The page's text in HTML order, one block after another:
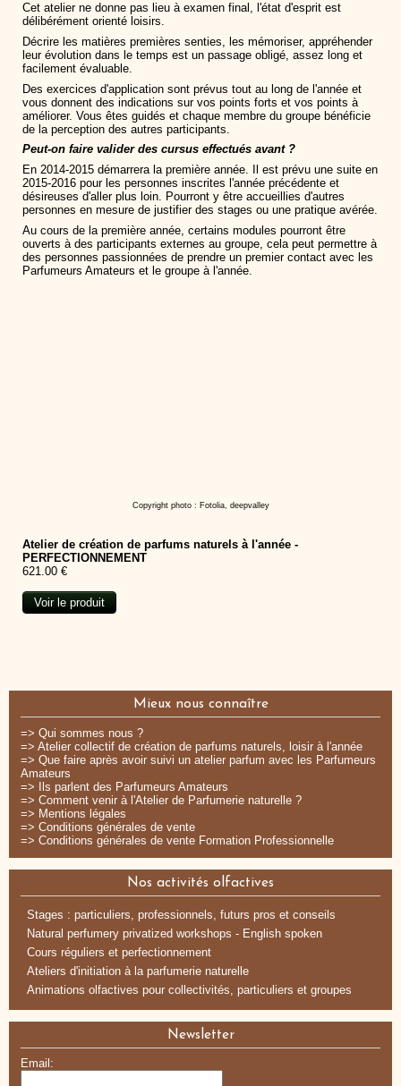
Cet atelier ne donne pas lieu à examen final, l'état d'esprit est
délibérément orienté loisirs.
Décrire les matières premières senties, les mémoriser, appréhender
leur évolution dans le temps est un passage obligé, assez long et
facilement évaluable.
Des exercices d'application sont prévus tout au long de l'année et
vous donnent des indications sur vos points forts et vos points à
améliorer. Vous êtes guidés et chaque membre du groupe bénéficie
de la perception des autres participants.
Peut-on faire valider des cursus effectués avant ?
En 2014-2015 démarrera la première année. Il est prévu une suite en
2015-2016 pour les personnes inscrites l'année précédente et
désireuses d'aller plus loin. Pourront y être accueillies d'autres
personnes en mesure de justifier des stages ou une pratique avérée.
Au cours de la première année, certains modules pourront être
ouverts à des participants externes au groupe, cela peut permettre à
des personnes passionnées de prendre un premier contact avec les
Parfumeurs Amateurs et le groupe à l'année.
Copyright photo : Fotolia, deepvalley
Atelier de création de parfums naturels à l'année -
PERFECTIONNEMENT
621.00 €
Voir le produit
Mieux nous connaître
=> Qui sommes nous ?
=> Atelier collectif de création de parfums naturels, loisir à l'année
=> Que faire après avoir suivi un atelier parfum avec les Parfumeurs
Amateurs
=> Ils parlent des Parfumeurs Amateurs
=> Comment venir à l'Atelier de Parfumerie naturelle ?
=> Mentions légales
=> Conditions générales de vente
=> Conditions générales de vente Formation Professionnelle
Nos activités olfactives
Stages : particuliers, professionnels, futurs pros et conseils
Natural perfumery privatized workshops - English spoken
Cours réguliers et perfectionnement
Ateliers d'initiation à la parfumerie naturelle
Animations olfactives pour collectivités, particuliers et groupes
Newsletter
Email: